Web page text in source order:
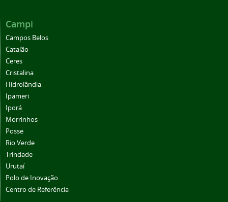
Campi
Campos Belos
Catalão
Ceres
Cristalina
Hidrolândia
Ipameri
Iporá
Morrinhos
Posse
Rio Verde
Trindade
Urutaí
Polo de Inovação
Centro de Referência